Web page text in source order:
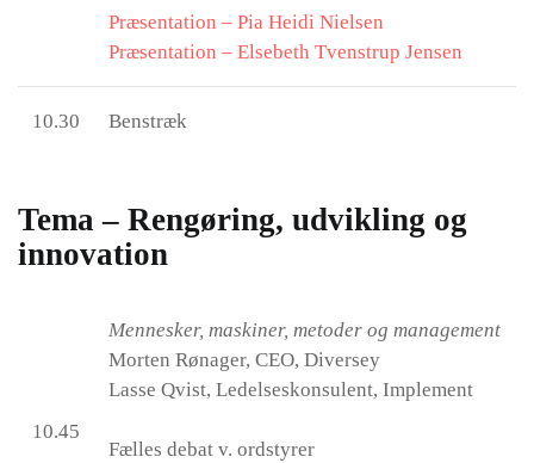
Præsentation – Pia Heidi Nielsen
Præsentation – Elsebeth Tvenstrup Jensen
10.30 Benstræk
Tema – Rengøring, udvikling og
innovation
10.45
Mennesker, maskiner, metoder og management
Morten Rønager, CEO, Diversey
Lasse Qvist, Ledelseskonsulent, Implement
Fælles debat v. ordstyrer